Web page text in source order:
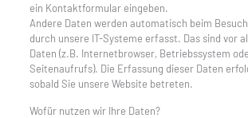
ein Kontaktformular eingeben.
Andere Daten werden automatisch beim
durch unsere IT-Systeme erfasst. Das sind vor
Daten (z.B. Internetbrowser, Betriebssystem
Seitenaufrufs). Die Erfassung dieser Daten
sobald Sie unsere Website betreten.
Wofür nutzen wir Ihre Daten?